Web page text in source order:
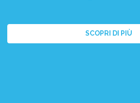
SCOPRI DI PIÙ